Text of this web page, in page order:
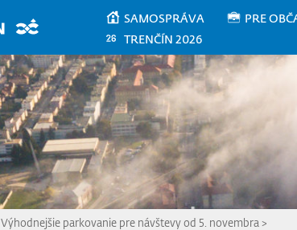
SAMOSPRÁVA PRE
TRENČÍN 2026
Výhodnejšie parkovanie pre návštevy od 5. novembra >